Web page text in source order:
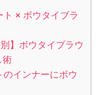
ト × ボウタイブラ
】ボウタイブラウ
術
のインナーにボウ